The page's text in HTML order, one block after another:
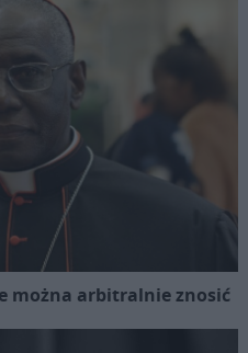
można arbitralnie znosić